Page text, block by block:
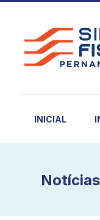
INICIAL
Notícias